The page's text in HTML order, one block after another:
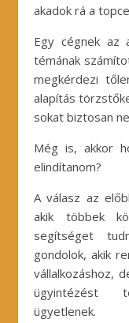
akadok rá a
Egy cégnek az
témának
megkérdezi
alapítás
sokat biztosan
Még is, akkor
elindítanom?
A válasz az
akik többek
segítséget
gondolok, akik
vállalkozáshoz,
ügyintézést
ügyetlenek.